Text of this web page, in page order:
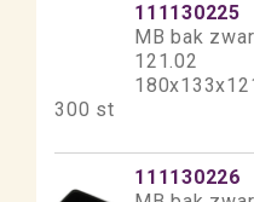
111130225
MB bak
121.02
300 st
111130226